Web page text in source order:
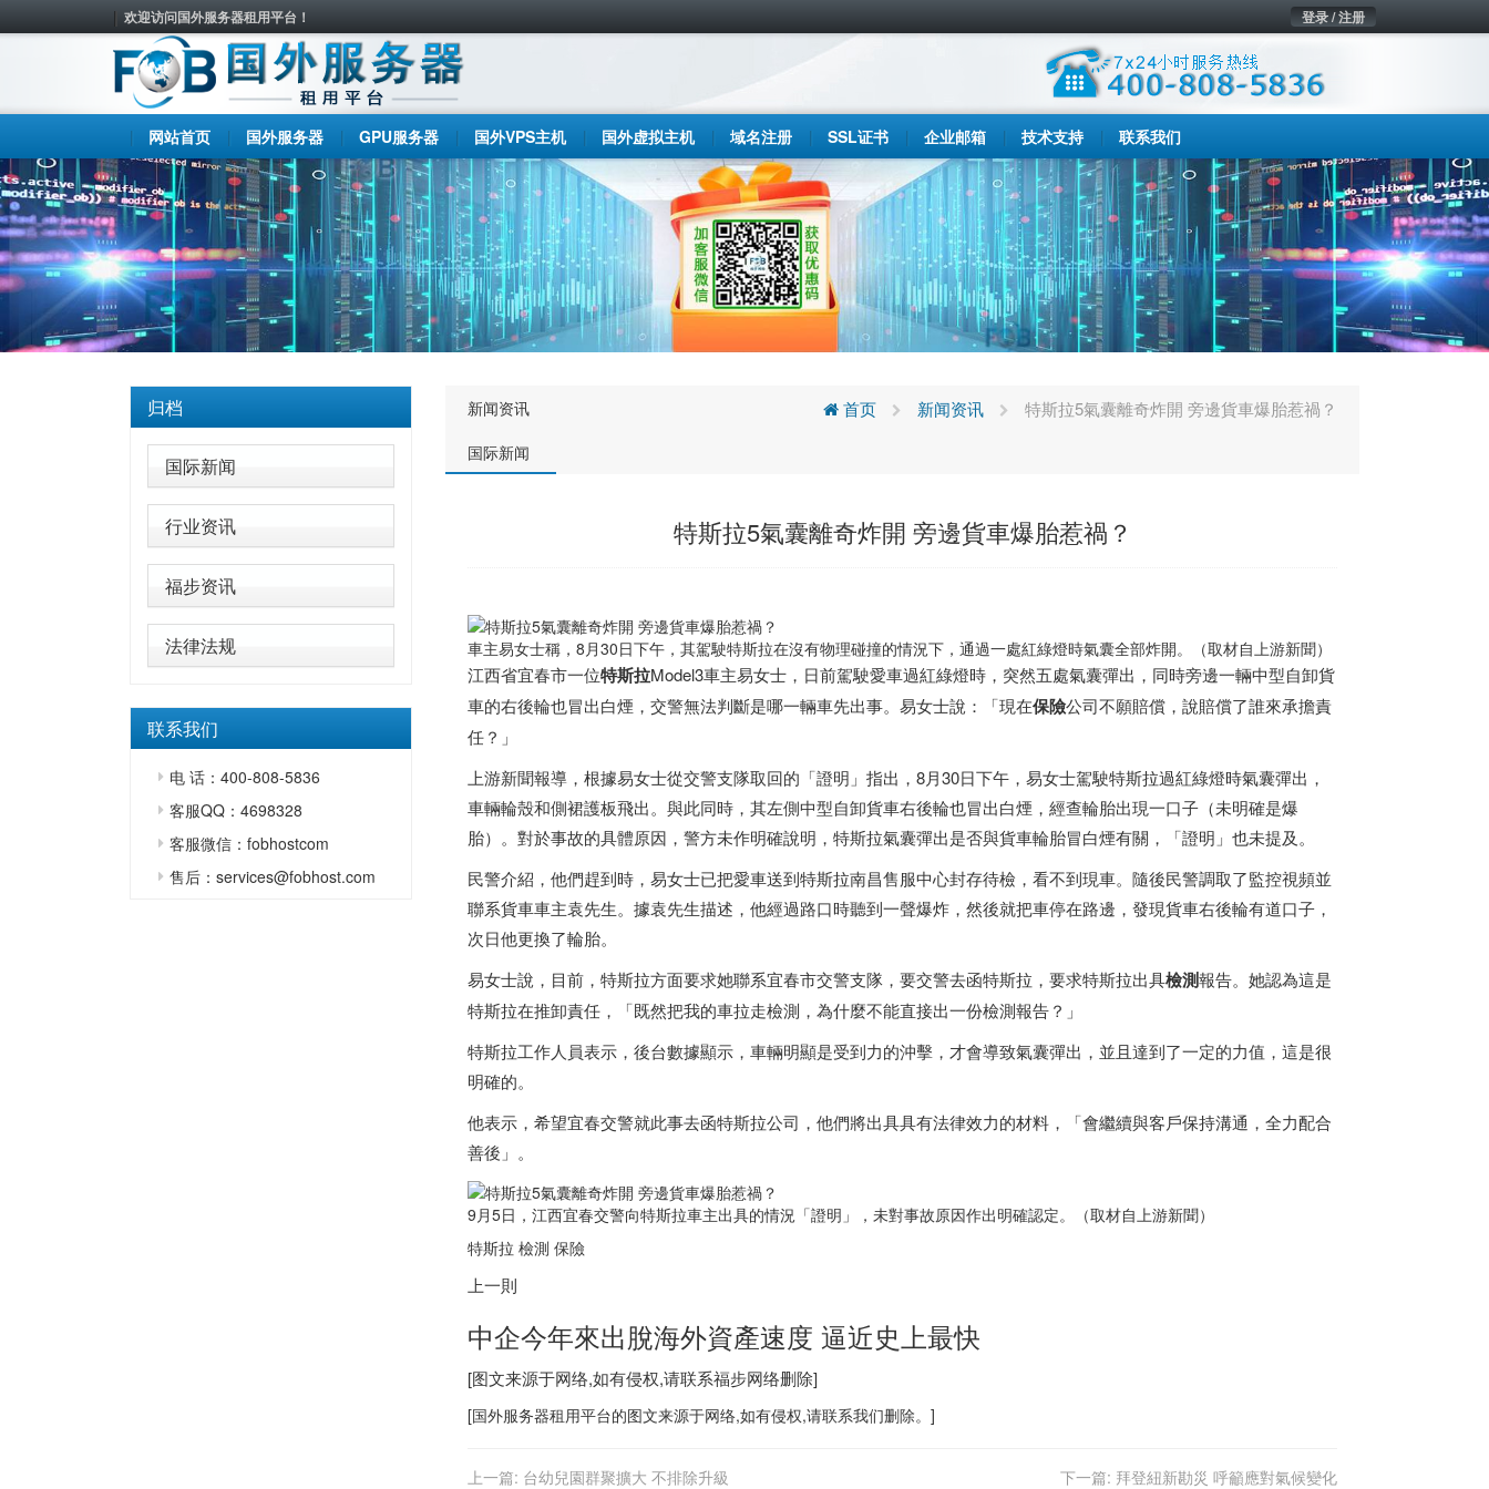
欢迎访问国外服务器租用平台！ 登录 / 注册
网站首页 国外服务器 GPU服务器 国外VPS主机 国外虚拟主机 域名注册 SSL证书 企业邮箱 技术支持 联系我们
归档
国际新闻
行业资讯
福步资讯
法律法规
联系我们
电 话：400-808-5836
客服QQ：4698328
客服微信：fobhostcom
售后：services@fobhost.com
新闻资讯
国际新闻
首页 新闻资讯 特斯拉5氣囊離奇炸開 旁邊貨車爆胎惹禍？
特斯拉5氣囊離奇炸開 旁邊貨車爆胎惹禍？
車主易女士稱，8月30日下午，其駕駛特斯拉在沒有物理碰撞的情況下，通過一處紅綠燈時氣囊全部炸開。（取材自上游新聞）
江西省宜春市一位特斯拉Model3車主易女士，日前駕駛愛車過紅綠燈時，突然五處氣囊彈出，同時旁邊一輛中型自卸貨
車的右後輪也冒出白煙，交警無法判斷是哪一輛車先出事。易女士說：「現在保險公司不願賠償，說賠償了誰來承擔責
任？」
上游新聞報導，根據易女士從交警支隊取回的「證明」指出，8月30日下午，易女士駕駛特斯拉過紅綠燈時氣囊彈出，
車輛輪殼和側裙護板飛出。與此同時，其左側中型自卸貨車右後輪也冒出白煙，經查輪胎出現一口子（未明確是爆
胎）。對於事故的具體原因，警方未作明確說明，特斯拉氣囊彈出是否與貨車輪胎冒白煙有關，「證明」也未提及。
民警介紹，他們趕到時，易女士已把愛車送到特斯拉南昌售服中心封存待檢，看不到現車。隨後民警調取了監控視頻並
聯系貨車車主袁先生。據袁先生描述，他經過路口時聽到一聲爆炸，然後就把車停在路邊，發現貨車右後輪有道口子，
次日他更換了輪胎。
易女士說，目前，特斯拉方面要求她聯系宜春市交警支隊，要交警去函特斯拉，要求特斯拉出具檢測報告。她認為這是
特斯拉在推卸責任，「既然把我的車拉走檢測，為什麼不能直接出一份檢測報告？」
特斯拉工作人員表示，後台數據顯示，車輛明顯是受到力的沖擊，才會導致氣囊彈出，並且達到了一定的力值，這是很
明確的。
他表示，希望宜春交警就此事去函特斯拉公司，他們將出具具有法律效力的材料，「會繼續與客戶保持溝通，全力配合
善後」。
9月5日，江西宜春交警向特斯拉車主出具的情況「證明」，未對事故原因作出明確認定。（取材自上游新聞）
特斯拉 檢測 保險
上一則
中企今年來出脫海外資產速度 逼近史上最快
[图文来源于网络,如有侵权,请联系福步网络删除]
[国外服务器租用平台的图文来源于网络,如有侵权,请联系我们删除。]
上一篇: 台幼兒園群聚擴大 不排除升級 下一篇: 拜登紐新勘災 呼籲應對氣候變化